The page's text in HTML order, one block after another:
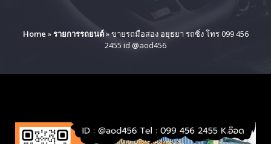
Home »รายการรถยนต์»ขายรถมือสอง อยุธยา รถซิ่ง โทร 099 456
2455 id @aod456